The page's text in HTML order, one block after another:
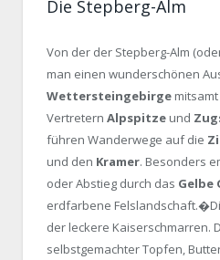
Die Stepberg-Alm
Von der der Stepberg-Alm
man einen wunderschönen
Wettersteingebirge
Vertretern Alpspitze und
führen Wanderwege auf die
und den Kramer. Besonders
oder Abstieg durch das Gelbe
erdfarbene
der leckere Kaiserschmarren.
selbstgemachter Topfen,